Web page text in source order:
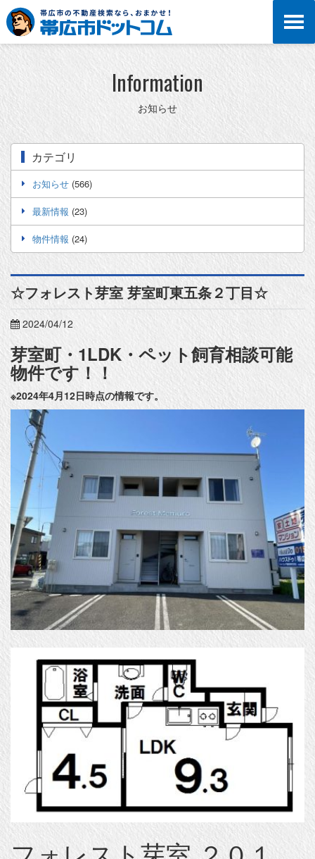
Information
お知らせ
カテゴリ
お知らせ (566)
最新情報 (23)
物件情報 (24)
☆フォレスト芽室 芽室町東五条２丁目☆
2024/04/12
芽室町・1LDK・ペット飼育相談可能
物件です！！
※2024年4月12日時点の情報です。